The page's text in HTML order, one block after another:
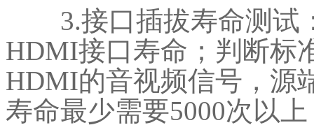
3.接口插拔寿命测试
HDMI接口寿命；判断标
HDMI的音视频信号，源
寿命最少需要5000次以